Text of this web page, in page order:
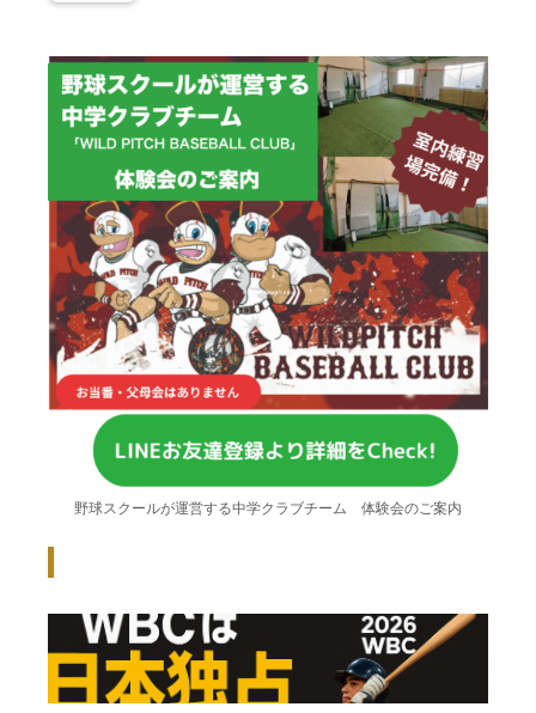
野球スクールが運営する中学クラブチーム 体験会のご案内